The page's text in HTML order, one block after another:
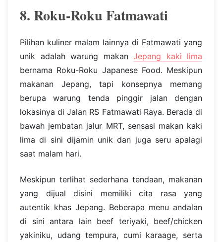
8. Roku-Roku Fatmawati
Pilihan kuliner malam lainnya di Fatmawati yang
unik adalah warung makan Jepang kaki lima
bernama Roku-Roku Japanese Food. Meskipun
makanan Jepang, tapi konsepnya memang
berupa warung tenda pinggir jalan dengan
lokasinya di Jalan RS Fatmawati Raya. Berada di
bawah jembatan jalur MRT, sensasi makan kaki
lima di sini dijamin unik dan juga seru apalagi
saat malam hari.
Meskipun terlihat sederhana tendaan, makanan
yang dijual disini memiliki cita rasa yang
autentik khas Jepang. Beberapa menu andalan
di sini antara lain beef teriyaki, beef/chicken
yakiniku, udang tempura, cumi karaage, serta